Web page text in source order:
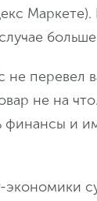
Маркете).
не перевел
не на
финансы и
экономики